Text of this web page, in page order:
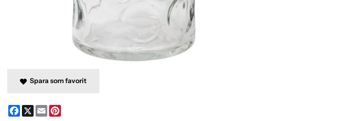
Spara som favorit
Facebook
X Email